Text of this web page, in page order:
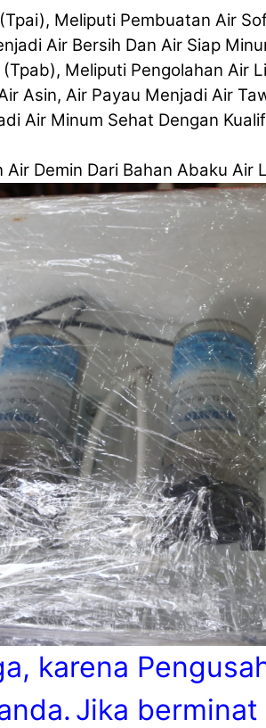
Meliputi Pembuatan Air
Air Bersih Dan Air Siap
Meliputi Pengolahan
Asin, Air Payau Menjadi Air
Air Minum Sehat Dengan
Demin Dari Bahan Abaku Air
karena
Jika berminat